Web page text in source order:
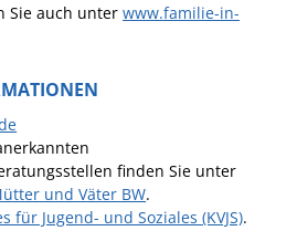
ERLEBEN
Tourismus
Sie auch unter www.familie-in-
finden Sie unter
und Väter BW.
für Jugend- und Soziales (KVJS).